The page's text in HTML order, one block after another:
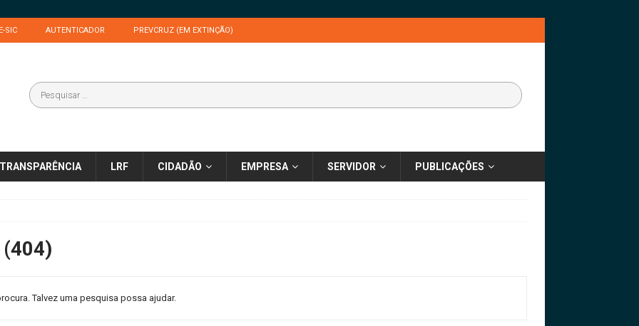
SIC AUTENTICADOR PREVCRUZ (EM EXTINÇÃO)
TRANSPARÊNCIA LRF CIDADÃO EMPRESA SERVIDOR PUBLICAÇÕES
Talvez uma pesquisa possa ajudar.